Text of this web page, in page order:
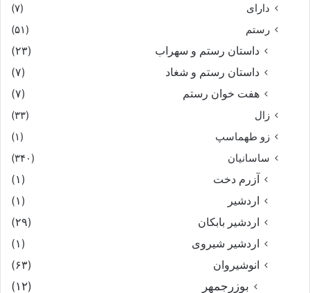
دارای
(۷)
رستم
(۵۱)
داستان رستم و سهراب
(۲۳)
داستان رستم و شغاد
(۷)
هفت خوان رستم‏
(۷)
زال
(۳۳)
زو طهماسپ‏
(۱)
ساسانیان
(۳۴۰)
آزرم دخت
(۱)
اردشیر
(۱)
اردشیر بابکان
(۲۹)
اردشیر شیروی
(۱)
انوشیروان
(۶۳)
بوزرجمهر
(۱۲)